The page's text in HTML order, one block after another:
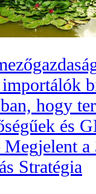
hogy
és
Megjelent
Stratégia